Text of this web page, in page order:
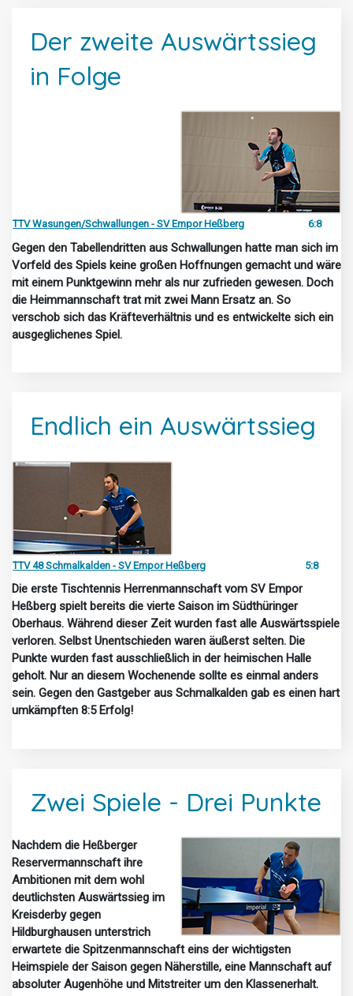
Der zweite Auswärtssieg
in Folge
TTV Wasungen/Schwallungen - SV Empor Heßberg 6:8
Gegen den Tabellendritten aus Schwallungen hatte man sich im
Vorfeld des Spiels keine großen Hoffnungen gemacht und wäre
mit einem Punktgewinn mehr als nur zufrieden gewesen. Doch
die Heimmannschaft trat mit zwei Mann Ersatz an. So
verschob sich das Kräfteverhältnis und es entwickelte sich ein
ausgeglichenes Spiel.
Endlich ein Auswärtssieg
TTV 48 Schmalkalden - SV Empor Heßberg 5:8
Die erste Tischtennis Herrenmannschaft vom SV Empor
Heßberg spielt bereits die vierte Saison im Südthüringer
Oberhaus. Während dieser Zeit wurden fast alle Auswärtsspiele
verloren. Selbst Unentschieden waren äußerst selten. Die
Punkte wurden fast ausschließlich in der heimischen Halle
geholt. Nur an diesem Wochenende sollte es einmal anders
sein. Gegen den Gastgeber aus Schmalkalden gab es einen hart
umkämpften 8:5 Erfolg!
Zwei Spiele - Drei Punkte
Nachdem die Heßberger
Reservermannschaft ihre
Ambitionen mit dem wohl
deutlichsten Auswärtssieg im
Kreisderby gegen
Hildburghausen unterstrich
erwartete die Spitzenmannschaft eins der wichtigsten
Heimspiele der Saison gegen Näherstille, eine Mannschaft auf
absoluter Augenhöhe und Mitstreiter um den Klassenerhalt.